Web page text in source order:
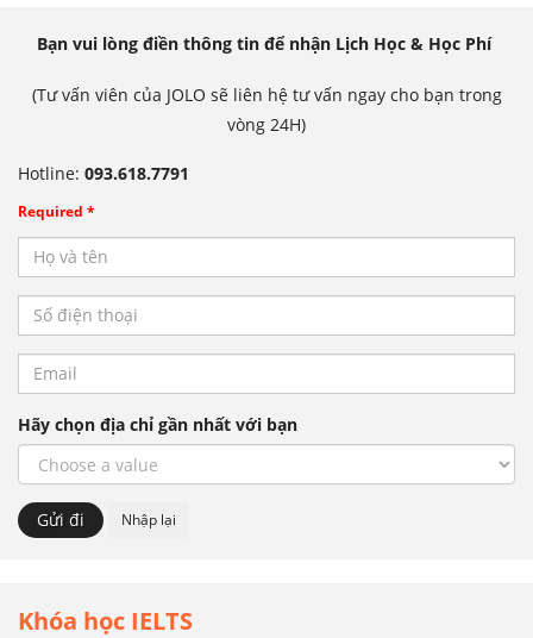
Bạn vui lòng điền thông tin để nhận Lịch Học & Học Phí
(Tư vấn viên của JOLO sẽ liên hệ tư vấn ngay cho bạn trong
vòng 24H)
Hotline: 093.618.7791
Required *
Hãy chọn địa chỉ gần nhất với bạn
Khóa học IELTS